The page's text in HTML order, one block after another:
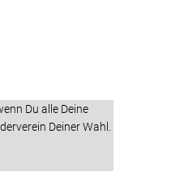
Du alle Deine
Deiner Wahl.